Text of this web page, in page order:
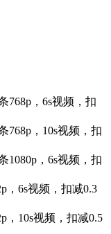
768p，6s视频，扣
768p，10s视频，扣
1080p，6s视频，扣
，6s视频，扣减0.3
，10s视频，扣减0.5